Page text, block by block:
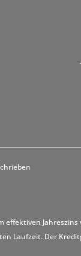
Jahreszins
Laufzeit. Der